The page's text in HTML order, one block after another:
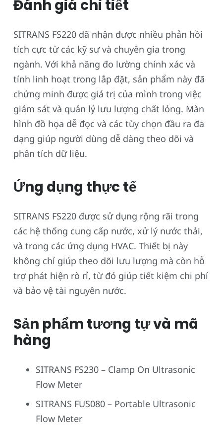
Đánh giá chi tiết
SITRANS FS220 đã nhận được nhiều phản hồi
tích cực từ các kỹ sư và chuyên gia trong
ngành. Với khả năng đo lường chính xác và
tính linh hoạt trong lắp đặt, sản phẩm này đã
chứng minh được giá trị của mình trong việc
giám sát và quản lý lưu lượng chất lỏng. Màn
hình đồ họa dễ đọc và các tùy chọn đầu ra đa
dạng giúp người dùng dễ dàng theo dõi và
phân tích dữ liệu.
Ứng dụng thực tế
SITRANS FS220 được sử dụng rộng rãi trong
các hệ thống cung cấp nước, xử lý nước thải,
và trong các ứng dụng HVAC. Thiết bị này
không chỉ giúp theo dõi lưu lượng mà còn hỗ
trợ phát hiện rò rỉ, từ đó giúp tiết kiệm chi phí
và bảo vệ tài nguyên nước.
Sản phẩm tương tự và mã
hàng
SITRANS FS230 – Clamp On Ultrasonic
Flow Meter
SITRANS FUS080 – Portable Ultrasonic
Flow Meter